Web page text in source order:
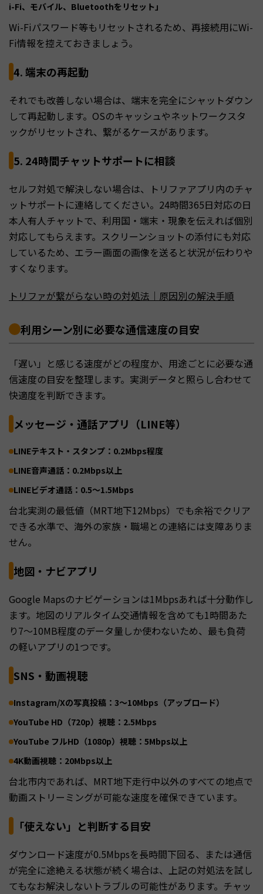
i-Fi、モバイル、Bluetoothをリセット」
Wi-Fiパスワード等もリセットされるため、再接続用にWi-
Fi情報を控えておきましょう。
4. 端末の再起動
それでも改善しない場合は、端末を完全にシャットダウン
して再起動します。OSのキャッシュやネットワークスタ
ックがリセットされ、繋がるケースがあります。
5. 24時間チャットサポートに相談
セルフ対処で解決しない場合は、トリファアプリ内のチャ
ットサポートに連絡してください。24時間365日対応の日
本人有人チャットで、利用国・端末・現象を伝えれば個別
対応してもらえます。スクリーンショットの添付にも対応
しているため、エラー画面の画像を送ると状況が伝わりや
すくなります。
トリファが繋がらない時の対処法｜原因別の解決手順
利用シーン別に必要な通信速度の目安
「遅い」と感じる速度がどの程度か、用途ごとに必要な通
信速度の目安を整理します。実測データと照らし合わせて
快適度を判断できます。
メッセージ・通話アプリ（LINE等）
LINEテキスト・スタンプ：0.2Mbps程度
LINE音声通話：0.2Mbps以上
LINEビデオ通話：0.5〜1.5Mbps
台北実測の最低値（MRT地下12Mbps）でも余裕でクリア
できる水準で、海外の家族・職場との連絡には支障ありま
せん。
地図・ナビアプリ
Google Mapsのナビゲーションは1Mbpsあれば十分動作し
ます。地図のリアルタイム交通情報を含めても1時間あた
り7〜10MB程度のデータ量しか使わないため、最も負荷
の軽いアプリの1つです。
SNS・動画視聴
Instagram/Xの写真投稿：3〜10Mbps（アップロード）
YouTube HD（720p）視聴：2.5Mbps
YouTube フルHD（1080p）視聴：5Mbps以上
4K動画視聴：20Mbps以上
台北市内であれば、MRT地下走行中以外のすべての地点で
動画ストリーミングが可能な速度を確保できています。
「使えない」と判断する目安
ダウンロード速度が0.5Mbpsを長時間下回る、または通信
が完全に途絶える状態が続く場合は、上記の対処法を試し
てもなお解決しないトラブルの可能性があります。チャッ